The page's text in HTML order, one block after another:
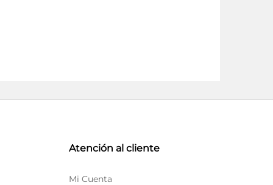
Atención al cliente
Mi Cuenta